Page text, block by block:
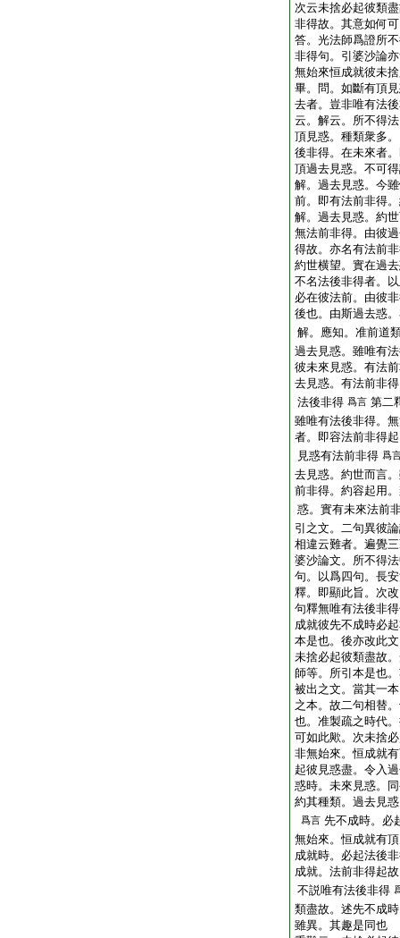
次云未捨必起彼類
非得故。其意如何
答。光法師爲證所
非得句。引婆沙論
無始來恒成就彼未
畢。問。如斷有頂
去者。豈非唯有法
云。解云。所不得
頂見惑。種類衆多
後非得。在未來者
頂過去見惑。不可
解。過去見惑。今
前。即有法前非得
解。過去見惑。約
無法前非得。由彼
得故。亦名有法前
約世横望。實在過
不名法後非得者。
必在彼法前。由彼
後也。由斯過去惑
解。應知。准前道
過去見惑。雖唯有
彼未來見惑。有法
去見惑。有法前非
法後非得 爲言 第二
雖唯有法後非得。
者。即容法前非得
見惑有法前非得 爲
去見惑。約世而言
前非得。約容起用
惑。實有未來法前
引之文。二句異彼
相違云難者。遍覺
婆沙論文。所不得
句。以爲四句。長
釋。即顯此旨。次
句釋無唯有法後非
成就彼先不成時必
本是也。後亦改此
未捨必起彼類盡故
師等。所引本是也
被出之文。當其一
之本。故二句相替
也。准製疏之時代
可如此歟。次未捨
非無始來。恒成就
起彼見惑盡。令入
惑時。未來見惑。
約其種類。過去見
爲言 先不成時。必
無始來。恒成就有
成就時。必起法後
成就。法前非得起
不説唯有法後非得
類盡故。述先不成
雖異。其趣是同也